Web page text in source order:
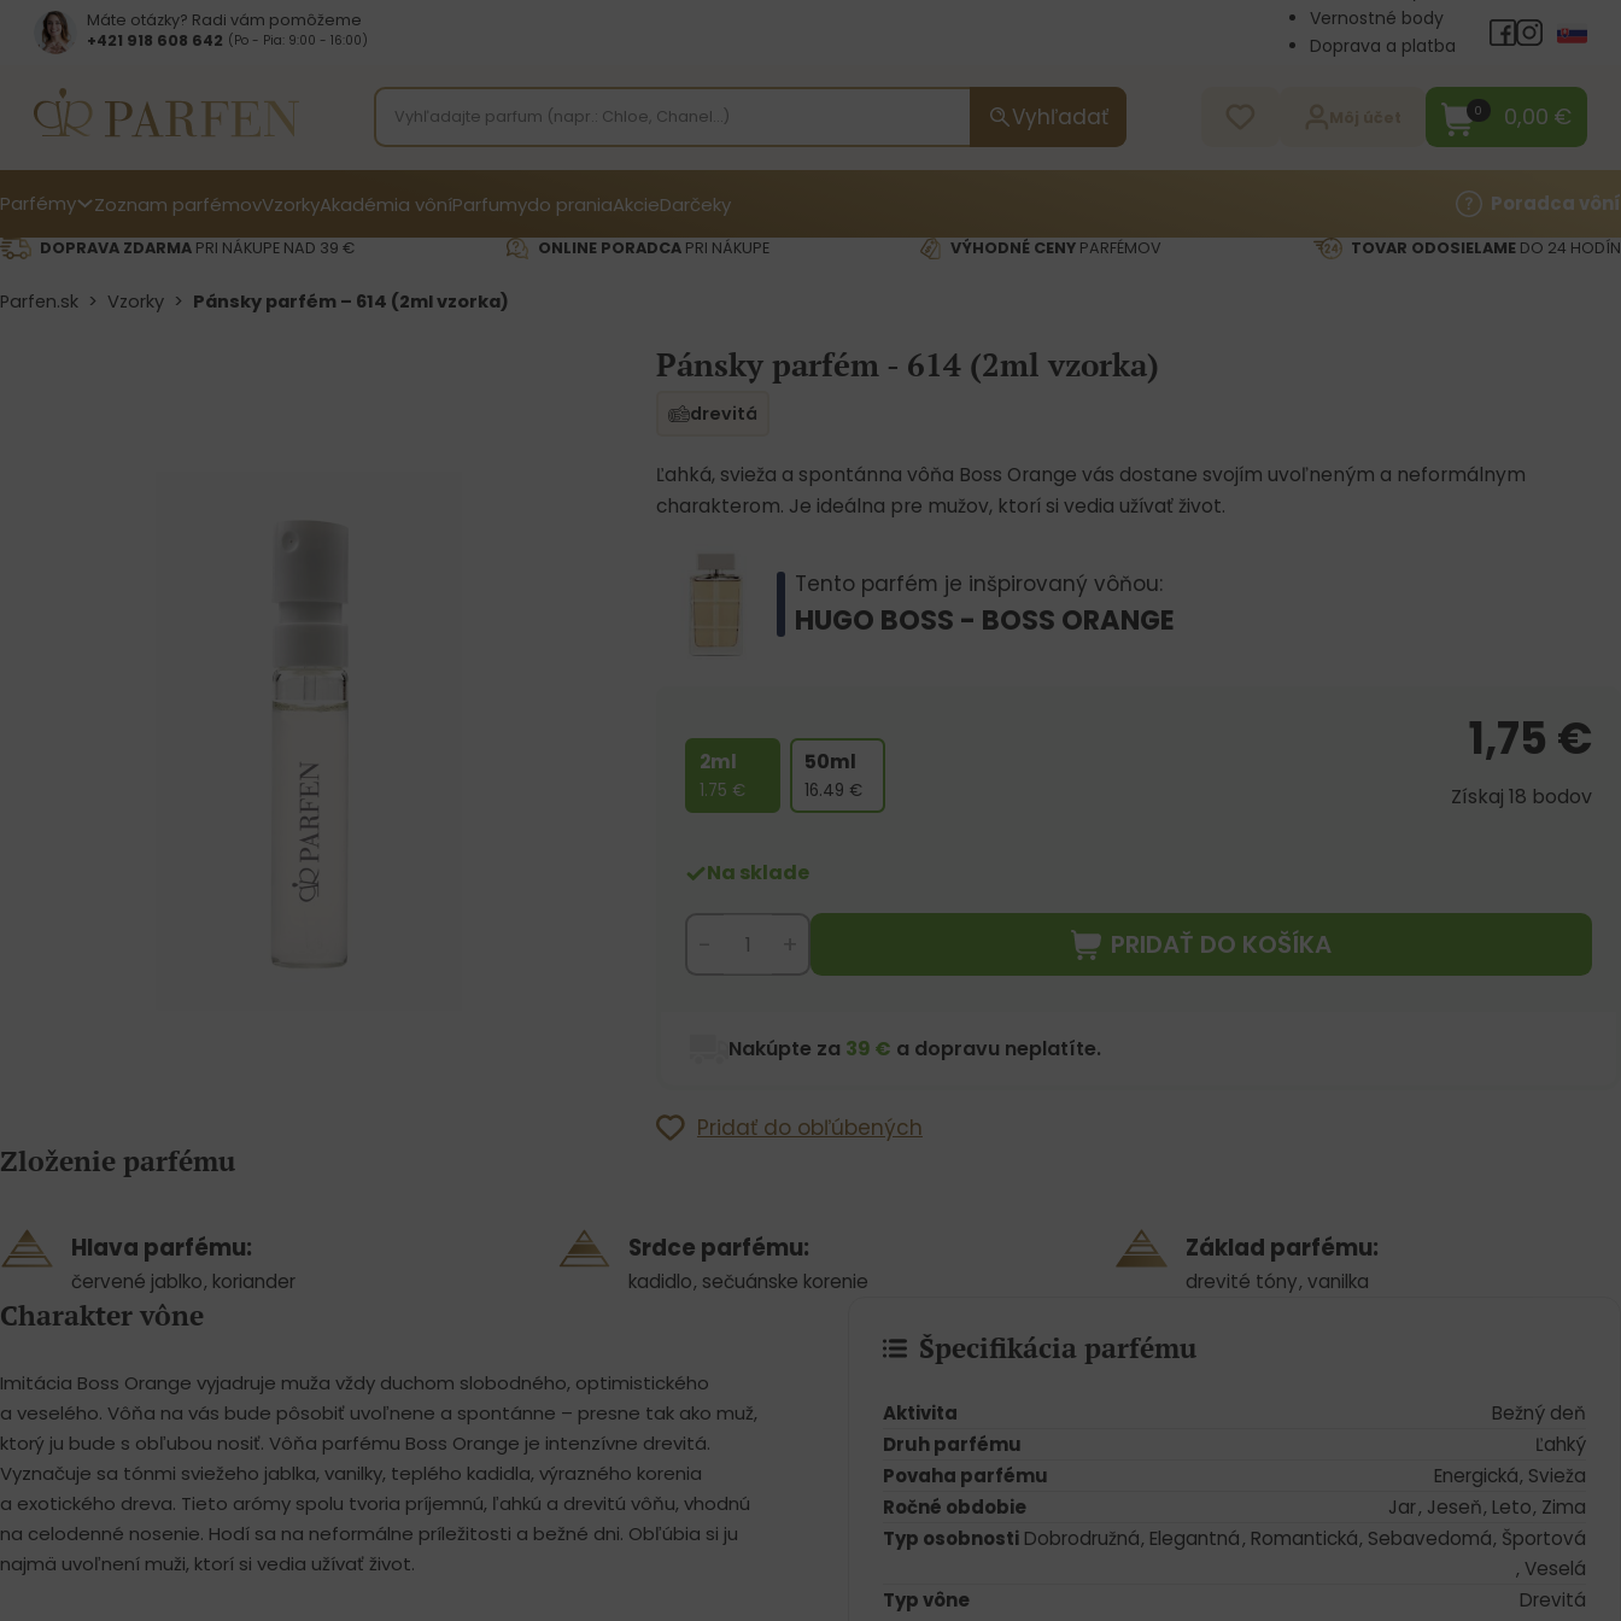
Máte otázky? Radi vám pomôžeme
+421 918 608 642‬ (Po - Pia: 9:00 - 16:00)
Vernostné body
Doprava a platba
Vyhľadať 0 0,00 €
Parfémy Zoznam parfémovVzorkyAkadémia vôníParfumydo praniaAkcieDarčeky Poradca vôní
DOPRAVA ZDARMA PRI NÁKUPE NAD 39 € ONLINE PORADCAPRI NÁKUPE VÝHODNÉ CENYPARFÉMOV TOVAR ODOSIELAME DO 24 HODÍN
Parfen.sk > Vzorky > Pánsky parfém – 614 (2ml vzorka)
Pánsky parfém - 614 (2ml vzorka)
drevitá
Ľahká, svieža a spontánna vôňa Boss Orange vás dostane svojím uvoľneným a neformálnym
charakterom. Je ideálna pre mužov, ktorí si vedia užívať život.
Tento parfém je inšpirovaný vôňou:
HUGO BOSS - BOSS ORANGE
2ml
1.75 €
50ml
16.49 €
1,75 €
Získaj 18 bodov
Na sklade
PRIDAŤ DO KOŠÍKA
Nakúpte za 39 € a dopravu neplatíte.
Pridať do obľúbených
Zloženie parfému
Hlava parfému:
červené jablko, koriander
Srdce parfému:
kadidlo, sečuánske korenie
Základ parfému:
drevité tóny, vanilka
Charakter vône
Imitácia Boss Orange vyjadruje muža vždy duchom slobodného, optimistického
a veselého. Vôňa na vás bude pôsobiť uvoľnene a spontánne – presne tak ako muž,
ktorý ju bude s obľubou nosiť. Vôňa parfému Boss Orange je intenzívne drevitá.
Vyznačuje sa tónmi sviežeho jablka, vanilky, teplého kadidla, výrazného korenia
a exotického dreva. Tieto arómy spolu tvoria príjemnú, ľahkú a drevitú vôňu, vhodnú
na celodenné nosenie. Hodí sa na neformálne príležitosti a bežné dni. Obľúbia si ju
najmä uvoľnení muži, ktorí si vedia užívať život.
Špecifikácia parfému
Aktivita
Bežný deň
Druh parfému
Ľahký
Povaha parfému
Energická, Svieža
Ročné obdobie
Jar, Jeseň, Leto, Zima
Typ osobnosti Dobrodružná, Elegantná, Romantická, Sebavedomá, Športová
, Veselá
Typ vône
Drevitá